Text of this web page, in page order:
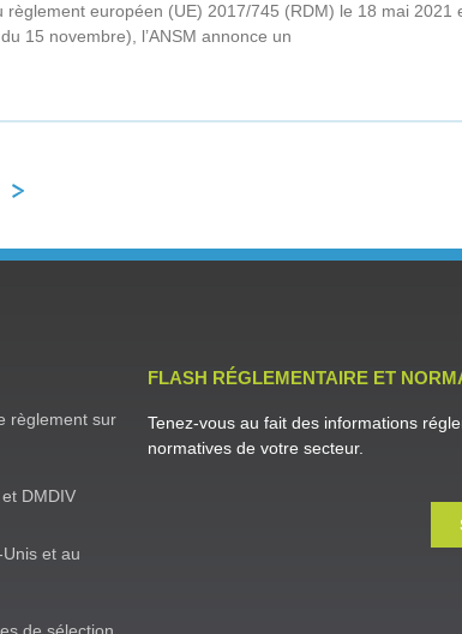
européen (UE) 2017/745 (RDM) le 18 mai 2021
15 novembre), l’ANSM annonce un
>
règlement sur
DMDIV
et au
FLASH RÉGLEMENTAIRE ET
Tenez-vous au fait des informations
normatives de votre secteur.